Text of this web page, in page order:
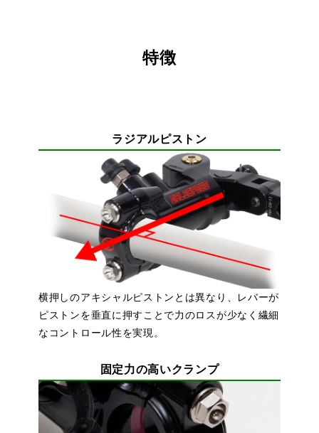
特徴
ラジアルピストン
横押しのアキシャルピストンとは異なり、レバーが
ピストンを垂直に押すことで力のロスが少なく繊細
なコントロール性を実現。
固定力の高いクランプ